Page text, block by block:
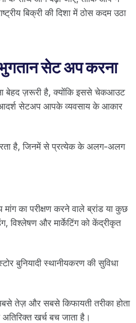
बिक्री की दिशा में ठोस कदम उठा
सेट अप करना
बेहद ज़रूरी है, क्योंकि इससे चेकआउट
आदर्श सेटअप आपके व्यवसाय के आकार
है, जिनमें से प्रत्येक के अलग-अलग
का परीक्षण करने वाले ब्रांड या कुछ
विश्लेषण और मार्केटिंग को केंद्रीकृत
बुनियादी स्थानीयकरण की सुविधा
तेज़ और सबसे किफायती तरीका होता
खर्च बच जाता है।